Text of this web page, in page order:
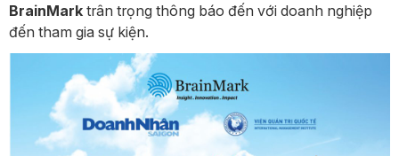
BrainMark trân trọng thông báo đến với doanh nghiệp
đến tham gia sự kiện.